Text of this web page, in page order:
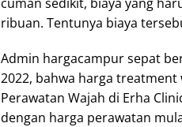
ribuan. Tentunya biaya
Admin hargacampur sepat
2022, bahwa harga treatment
Perawatan Wajah di Erha
dengan harga perawatan